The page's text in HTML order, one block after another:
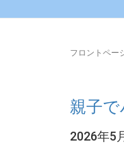
フロントペー
親子
2026年5